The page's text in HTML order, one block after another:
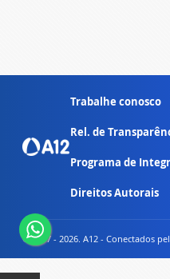
Trabalhe conosco
Rel. de
Programa de
Direitos Autorais
© 2007 - 2026. A12 - Conectados